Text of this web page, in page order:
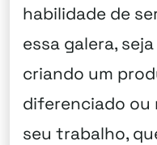
habilidade de
essa galera,
criando um
diferenciado ou
seu trabalho,